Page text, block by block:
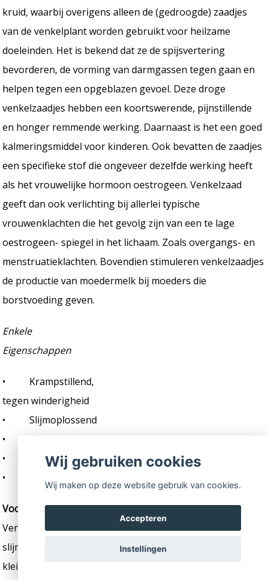
kruid, waarbij overigens alleen de (gedroogde) zaadjes
van de venkelplant worden gebruikt voor heilzame
doeleinden. Het is bekend dat ze de spijsvertering
bevorderen, de vorming van darmgassen tegen gaan en
helpen tegen een opgeblazen gevoel. Deze droge
venkelzaadjes hebben een koortswerende, pijnstillende
en honger remmende werking. Daarnaast is het een goed
kalmeringsmiddel voor kinderen. Ook bevatten de zaadjes
een specifieke stof die ongeveer dezelfde werking heeft
als het vrouwelijke hormoon oestrogeen. Venkelzaad
geeft dan ook verlichting bij allerlei typische
vrouwenklachten die het gevolg zijn van een te lage
oestrogeen- spiegel in het lichaam. Zoals overgangs- en
menstruatieklachten. Bovendien stimuleren venkelzaadjes
de productie van moedermelk bij moeders die
borstvoeding geven.
Enkele
Eigenschappen
• Krampstillend,
tegen winderigheid
• Slijmoplossend
• Menstruatieproblemen
• Huidverstevigend
• Zenuwtonicum
Voorzichtig!
Venkelolie kan allergische reacties van de huid en
slijmvliezen oproepen. Zwangere vrouwen, baby’s en
kleine kinderen kunnen beter alle vormen van de olie
Wij gebruiken cookies
Wij maken op deze website gebruik van cookies.
Accepteren
Instellingen